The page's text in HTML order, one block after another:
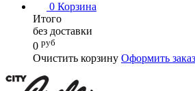
0 Корзина
Итого
без доставки
0 руб
Очистить корзину Оформить заказ